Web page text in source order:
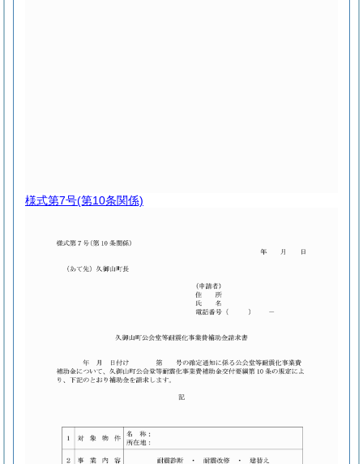
様式第7号(第10条関係)